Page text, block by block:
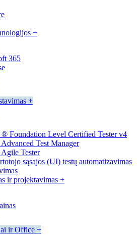
+
365
+
Foundation Level Certified Tester v4
Test Manager
Tester
sąsajos (UI) testų automatizavimas
ir projektavimas +
ir Office +